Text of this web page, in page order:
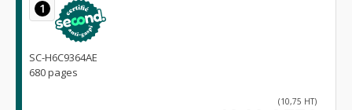
1
SC-H6C9364AE
680 pages
(10,75 HT)